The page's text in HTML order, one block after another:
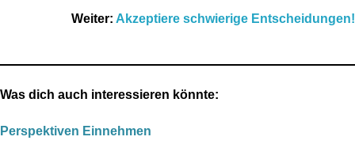
Weiter: Akzeptiere schwierige Entscheidungen!
Was dich auch interessieren könnte:
Perspektiven Einnehmen